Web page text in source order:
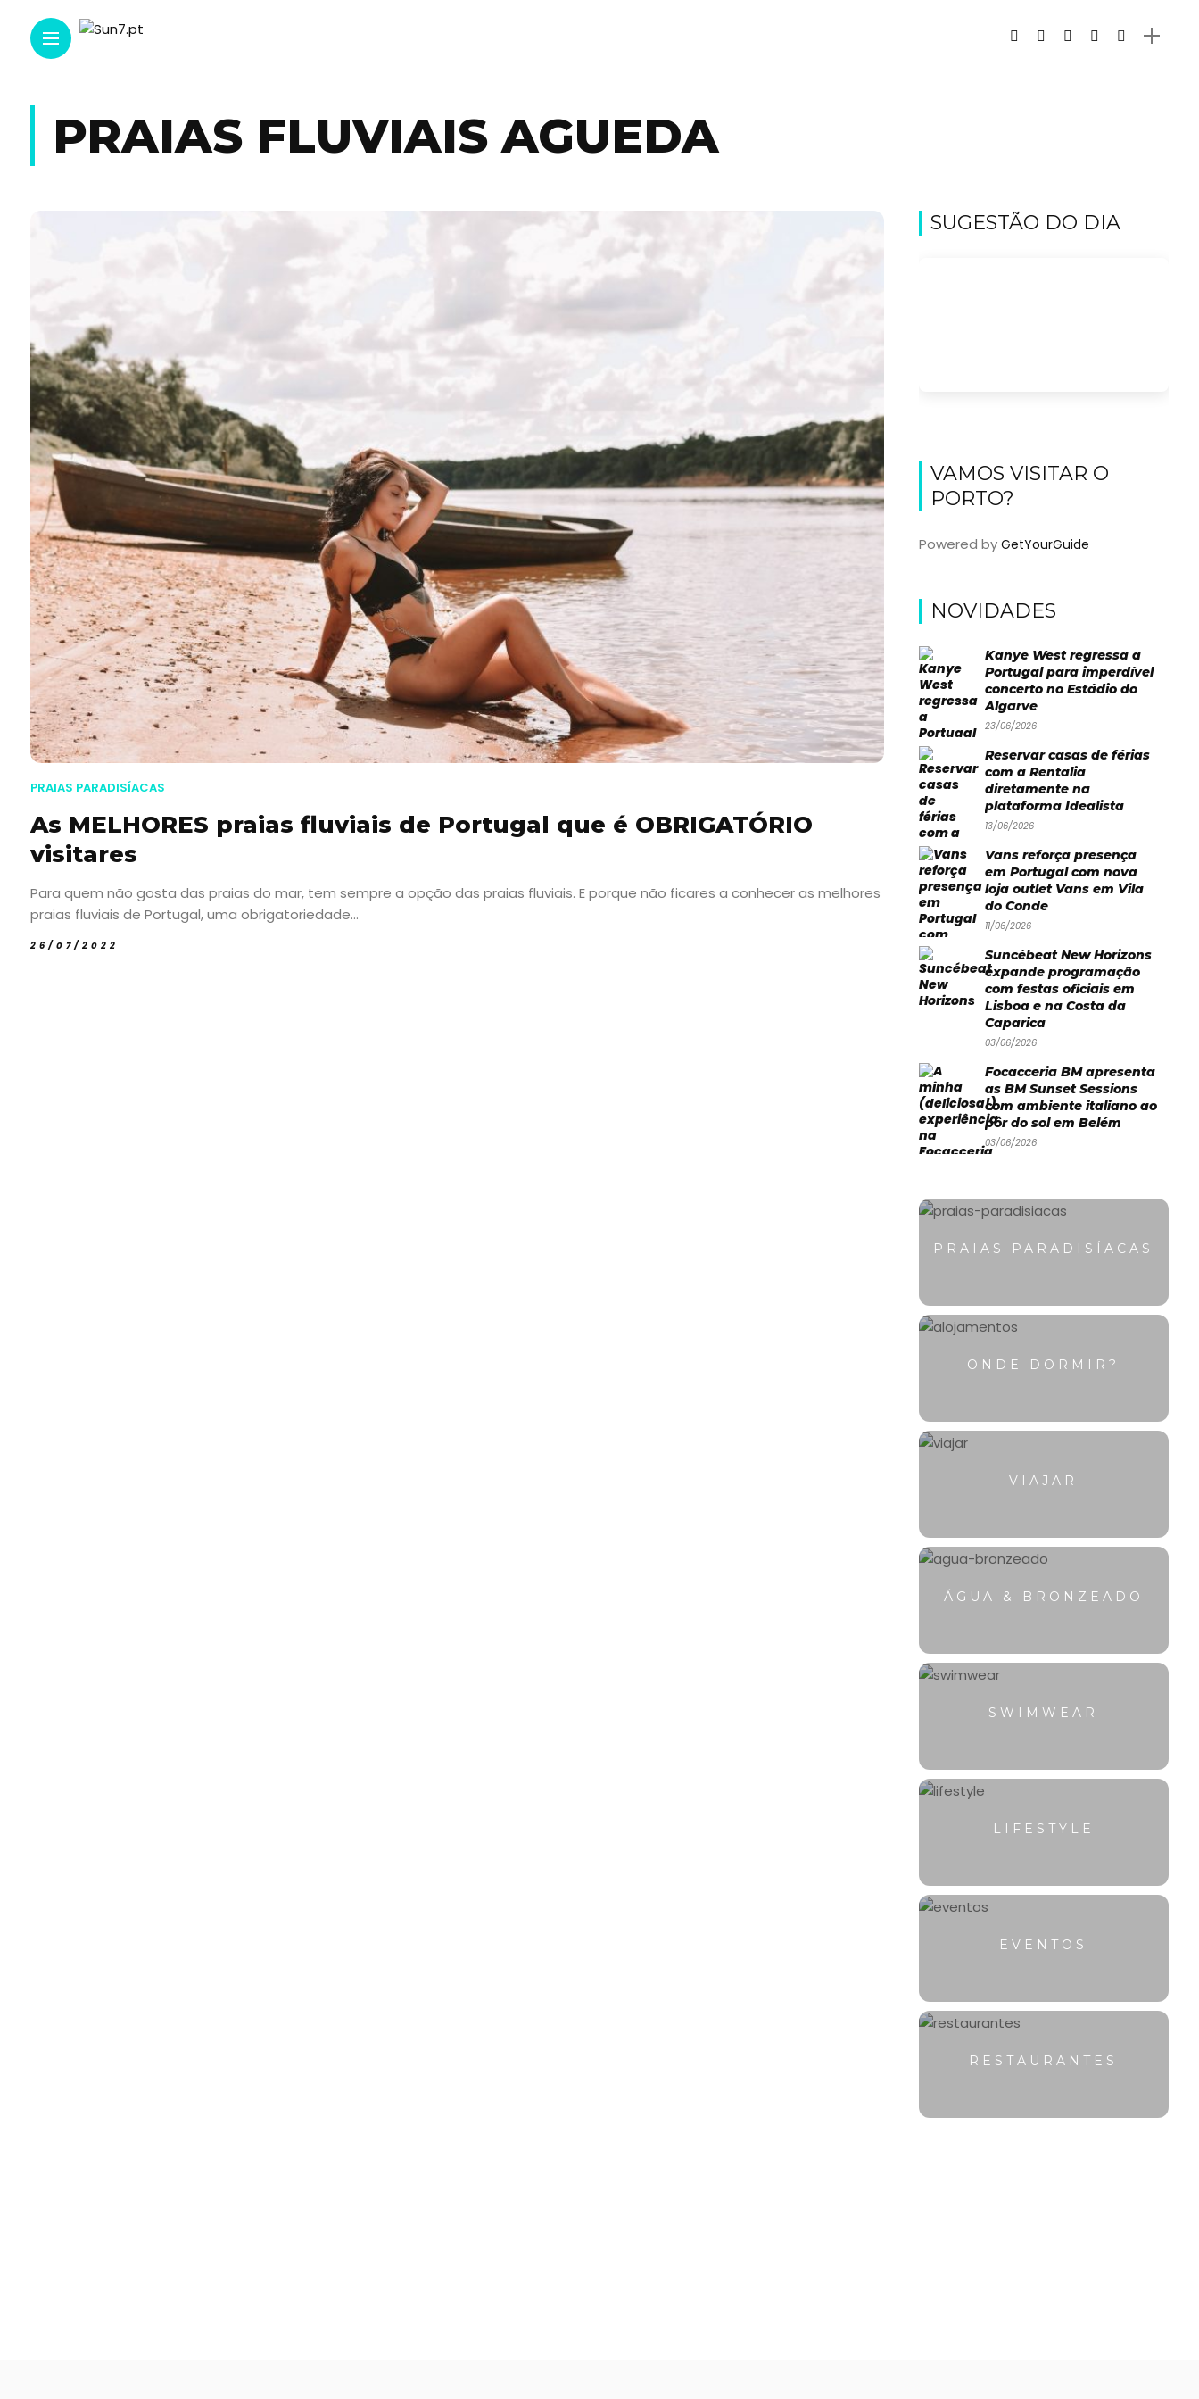
PRAIAS FLUVIAIS AGUEDA
PRAIAS PARADISÍACAS
As MELHORES praias fluviais de Portugal que é OBRIGATÓRIO
visitares
Para quem não gosta das praias do mar, tem sempre a opção das praias fluviais. E porque não ficares a conhecer as melhores
praias fluviais de Portugal, uma obrigatoriedade...
26/07/2022
SUGESTÃO DO DIA
VAMOS VISITAR O
PORTO?
Powered by GetYourGuide
NOVIDADES
Kanye West regressa a
Portugal para imperdível
concerto no Estádio do
Algarve
23/06/2026
Reservar casas de férias
com a Rentalia
diretamente na
plataforma Idealista
13/06/2026
Vans reforça presença
em Portugal com nova
loja outlet Vans em Vila
do Conde
11/06/2026
Suncébeat New Horizons
expande programação
com festas oficiais em
Lisboa e na Costa da
Caparica
03/06/2026
Focacceria BM apresenta
as BM Sunset Sessions
com ambiente italiano ao
pôr do sol em Belém
03/06/2026
PRAIAS PARADISÍACAS
ONDE DORMIR?
VIAJAR
ÁGUA & BRONZEADO
SWIMWEAR
LIFESTYLE
EVENTOS
RESTAURANTES